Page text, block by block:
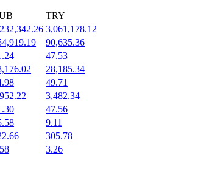
TRY
3,061,178.12
90,635.36
47.53
28,185.34
49.71
3,482.34
47.56
9.11
305.78
3.26